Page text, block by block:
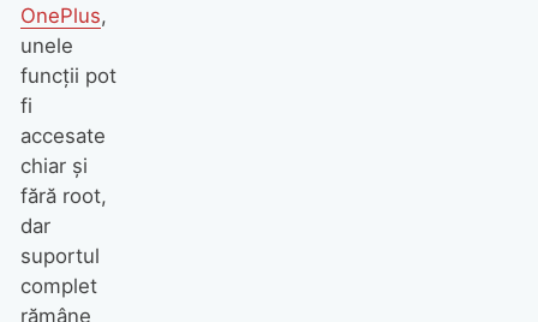
OnePlus,
unele
funcții pot
fi
accesate
chiar și
fără root,
dar
suportul
complet
rămâne